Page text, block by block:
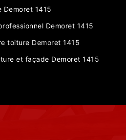
Demoret 1415
Demoret 1415
toiture Demoret 1415
et façade Demoret 1415